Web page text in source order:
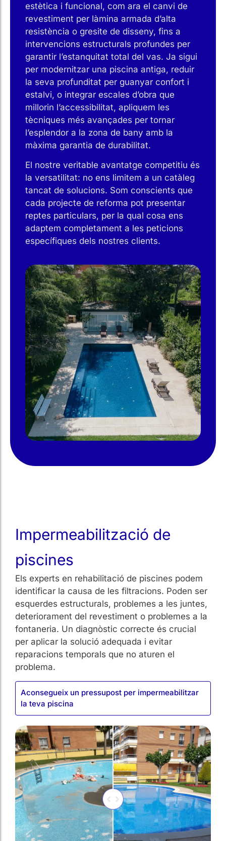
estètica i funcional, com ara el canvi de
revestiment per làmina armada d’alta
resistència o gresite de disseny, fins a
intervencions estructurals profundes per
garantir l’estanquitat total del vas. Ja sigui
per modernitzar una piscina antiga, reduir
la seva profunditat per guanyar confort i
estalvi, o integrar escales d’obra que
millorin l’accessibilitat, apliquem les
tècniques més avançades per tornar
l’esplendor a la zona de bany amb la
màxima garantia de durabilitat.
El nostre veritable avantatge competitiu és
la versatilitat: no ens limitem a un catàleg
tancat de solucions. Som conscients que
cada projecte de reforma pot presentar
reptes particulars, per la qual cosa ens
adaptem completament a les peticions
específiques dels nostres clients.
Impermeabilització de
piscines
Els experts en rehabilitació de piscines podem
identificar la causa de les filtracions. Poden ser
esquerdes estructurals, problemes a les juntes,
deteriorament del revestiment o problemes a la
fontaneria. Un diagnòstic correcte és crucial
per aplicar la solució adequada i evitar
reparacions temporals que no aturen el
problema.
Aconsegueix un pressupost per impermeabilitzar
la teva piscina